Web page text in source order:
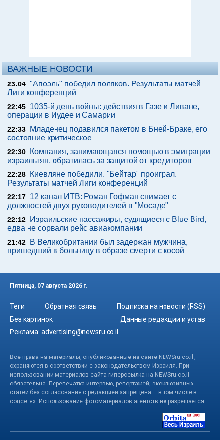
ВАЖНЫЕ НОВОСТИ
23:04 "Апоэль" победил поляков. Результаты матчей
Лиги конференций
22:45
1035-й день войны: действия в Газе и Ливане,
операции в Иудее и Самарии
22:33
Младенец подавился пакетом в Бней-Браке, его
состояние критическое
22:30
Компания, занимающаяся помощью в эмиграции
израильтян, обратилась за защитой от кредиторов
22:28
Киевляне победили. "Бейтар" проиграл.
Результаты матчей Лиги конференций
22:17
12 канал ИТВ: Роман Гофман снимает с
должностей двух руководителей в "Мосаде"
22:12
Израильские пассажиры, судящиеся с Blue Bird,
едва не сорвали рейс авиакомпании
21:42
В Великобритании был задержан мужчина,
пришедший в больницу в образе смерти с косой
Пятница, 07 августа 2026 г.
Теги Обратная связь
Подписка на новости (RSS)
Без картинок
Данные редакции и устав
Реклама: advertising@newsru.co.il
Все права на материалы, опубликованные на сайте NEWSru.co.il ,
охраняются в соответствии с законодательством Израиля. При
использовании материалов сайта гиперссылка на NEWSru.co.il
обязательна. Перепечатка интервью, репортажей, эксклюзивных
статей без согласования с редакцией запрещена – в том числе в
соцсетях. Использование фотоматериалов агентств не разрешается.